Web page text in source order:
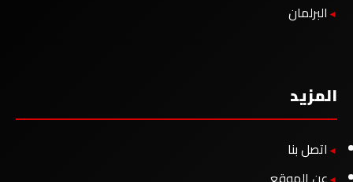
البرلمان
المزيد
اتصل بنا